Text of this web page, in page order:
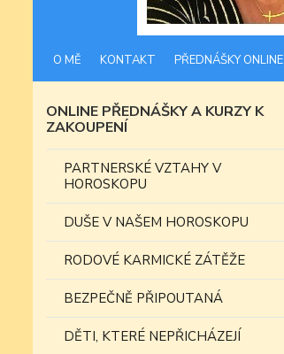
O MĚ KONTAKT PŘEDNÁŠKY ONLINE
ONLINE PŘEDNÁŠKY A KURZY K
ZAKOUPENÍ
PARTNERSKÉ VZTAHY V
HOROSKOPU
DUŠE V NAŠEM HOROSKOPU
RODOVÉ KARMICKÉ ZÁTĚŽE
BEZPEČNĚ PŘIPOUTANÁ
DĚTI, KTERÉ NEPŘICHÁZEJÍ